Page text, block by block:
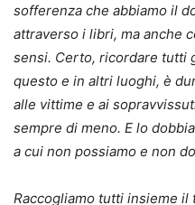
sofferenza che abbiamo il
attraverso i libri, ma anche
sensi. Certo, ricordare tutti
questo e in altri luoghi, è
alle vittime e ai
sempre di meno. E lo
a cui non possiamo e non
Raccogliamo tutti insieme il